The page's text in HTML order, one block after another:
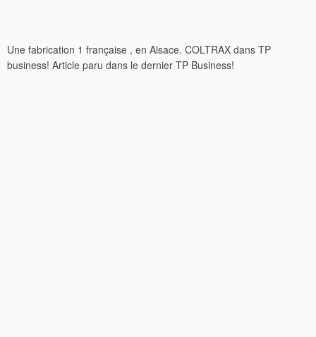
Une fabrication 1 française , en Alsace. COLTRAX dans TP
business! Article paru dans le dernier TP Business!